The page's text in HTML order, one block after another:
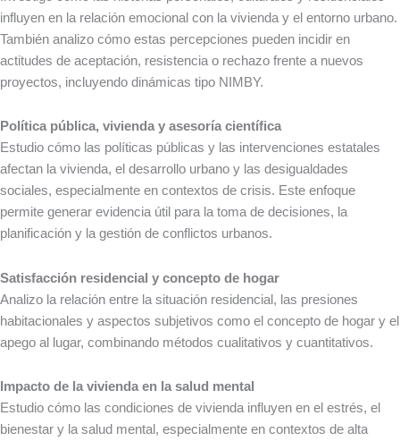
influyen en la relación emocional con la vivienda y el entorno urbano.
También analizo cómo estas percepciones pueden incidir en
actitudes de aceptación, resistencia o rechazo frente a nuevos
proyectos, incluyendo dinámicas tipo NIMBY.
Política pública, vivienda y asesoría científica
Estudio cómo las políticas públicas y las intervenciones estatales
afectan la vivienda, el desarrollo urbano y las desigualdades
sociales, especialmente en contextos de crisis. Este enfoque
permite generar evidencia útil para la toma de decisiones, la
planificación y la gestión de conflictos urbanos.
Satisfacción residencial y concepto de hogar
Analizo la relación entre la situación residencial, las presiones
habitacionales y aspectos subjetivos como el concepto de hogar y el
apego al lugar, combinando métodos cualitativos y cuantitativos.
Impacto de la vivienda en la salud mental
Estudio cómo las condiciones de vivienda influyen en el estrés, el
bienestar y la salud mental, especialmente en contextos de alta